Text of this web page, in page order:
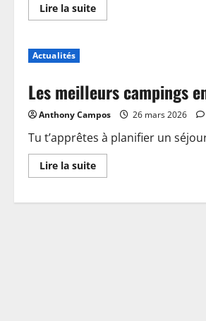
Lire la suiteEn
savoir
:
plongez
les
du
camping
de
Sablé-
sur-
Actualités
Les meilleurs campings
Anthony Campos 26 mars 2026
Tu t’apprêtes à planifier un
Lire la suiteEn
savoir
Les